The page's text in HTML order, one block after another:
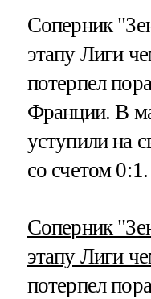
Соперник
этапу Лиги
потерпел
Франции. В
уступили на
со счетом 0:1.
Соперник
этапу Лиги
потерпел